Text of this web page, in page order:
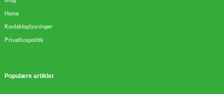
Home
Kontaktoplysninger
Privatlivspolitik
Populære artikler